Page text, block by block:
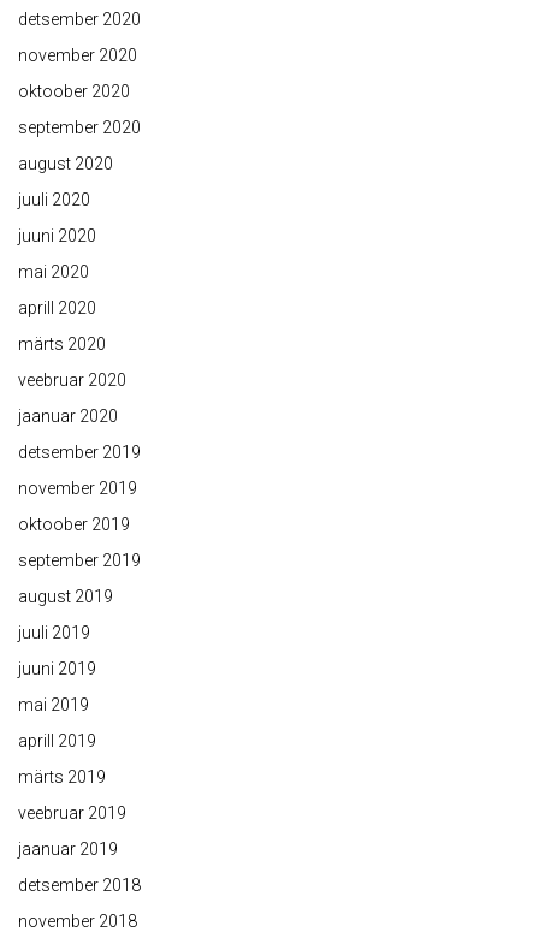
detsember 2020
november 2020
oktoober 2020
september 2020
august 2020
juuli 2020
juuni 2020
mai 2020
aprill 2020
märts 2020
veebruar 2020
jaanuar 2020
detsember 2019
november 2019
oktoober 2019
september 2019
august 2019
juuli 2019
juuni 2019
mai 2019
aprill 2019
märts 2019
veebruar 2019
jaanuar 2019
detsember 2018
november 2018